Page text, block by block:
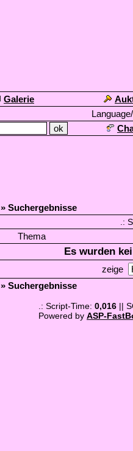
Galerie
» Suchergebnisse
.:
Thema
Es wurden
zeige
» Suchergebnisse
.: Script-Time: 0,016 ||
Powered by ASP-